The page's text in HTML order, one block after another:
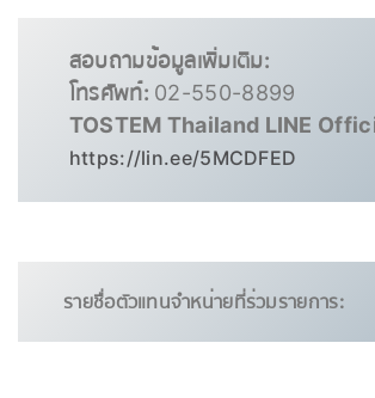
สอบถามข้อมูลเพิ่มเติม:
โทรศัพท์: 02-550-8899
TOSTEM Thailand LINE
https://lin.ee/5MCDFED
รายชื่อตัวแทนจำหน่ายที่ร่วมรายการ: